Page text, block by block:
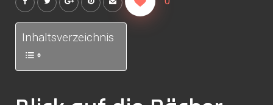
Inhaltsverzeichnis